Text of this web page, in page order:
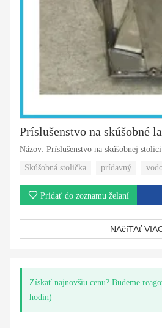
Príslušenstvo na skúšobné
Názov: Príslušenstvo na skúšobnej stolici
Skúšobná stolička
prídavný
Pridať do zoznamu želaní
NAčíTAť
Získať najnovšiu cenu? Budeme
hodín)